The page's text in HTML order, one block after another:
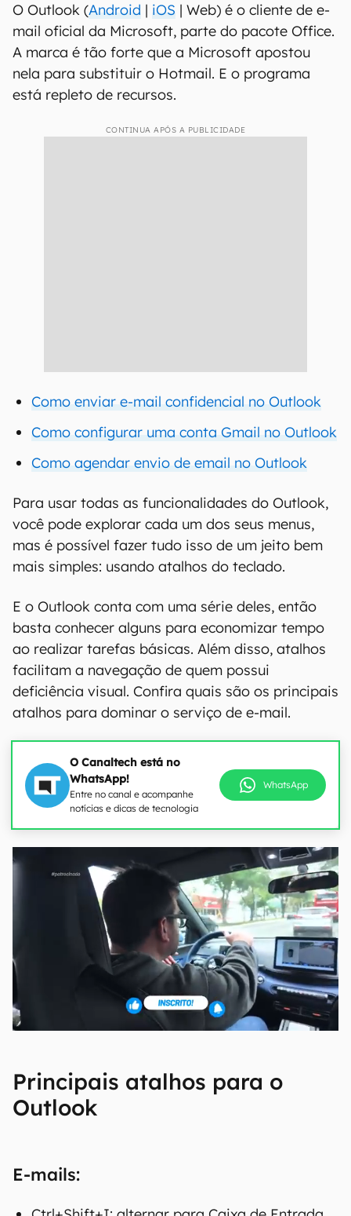
O Outlook (Android | iOS | Web) é o cliente de e-
mail oficial da Microsoft, parte do pacote Office.
A marca é tão forte que a Microsoft apostou
nela para substituir o Hotmail. E o programa
está repleto de recursos.
CONTINUA APÓS A PUBLICIDADE
Como enviar e-mail confidencial no Outlook
Como configurar uma conta Gmail no Outlook
Como agendar envio de email no Outlook
Para usar todas as funcionalidades do Outlook,
você pode explorar cada um dos seus menus,
mas é possível fazer tudo isso de um jeito bem
mais simples: usando atalhos do teclado.
E o Outlook conta com uma série deles, então
basta conhecer alguns para economizar tempo
ao realizar tarefas básicas. Além disso, atalhos
facilitam a navegação de quem possui
deficiência visual. Confira quais são os principais
atalhos para dominar o serviço de e-mail.
O Canaltech está no
WhatsApp!
Entre no canal e acompanhe
notícias e dicas de tecnologia
WhatsApp
Principais atalhos para o
Outlook
E-mails: